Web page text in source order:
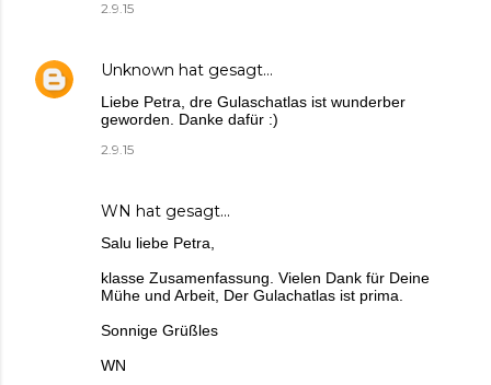
2.9.15
Unknown hat gesagt…
Liebe Petra, dre Gulaschatlas ist wunderber
geworden. Danke dafür :)
2.9.15
WN hat gesagt…
Salu liebe Petra,
klasse Zusamenfassung. Vielen Dank für Deine
Mühe und Arbeit, Der Gulachatlas ist prima.
Sonnige Grüßles
WN